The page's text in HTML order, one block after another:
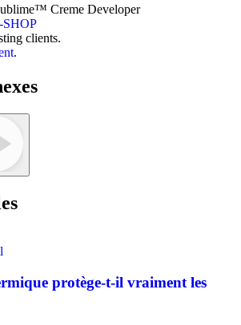
Creme Developer
clients.
.
protège-t-il vraiment les